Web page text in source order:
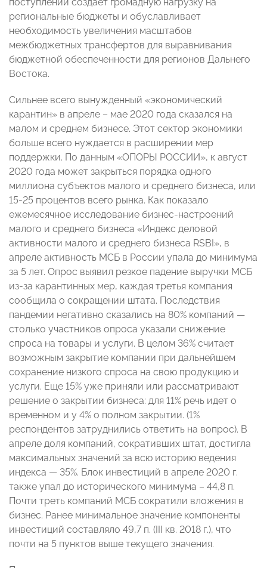
региональные бюджеты и обуславливает
необходимость увеличения масштабов
межбюджетных трансфертов для выравнивания
бюджетной обеспеченности для регионов Дальнего
Востока.
Сильнее всего вынужденный «экономический
карантин» в апреле – мае 2020 года сказался на
малом и среднем бизнесе. Этот сектор экономики
больше всего нуждается в расширении мер
поддержки. По данным «ОПОРЫ РОССИИ», к август
2020 года может закрыться порядка одного
миллиона субъектов малого и среднего бизнеса, или
15-25 процентов всего рынка. Как показало
ежемесячное исследование бизнес-настроений
малого и среднего бизнеса «Индекс деловой
активности малого и среднего бизнеса RSBI», в
апреле активность МСБ в России упала до минимума
за 5 лет. Опрос выявил резкое падение выручки МСБ
из-за карантинных мер, каждая третья компания
сообщила о сокращении штата. Последствия
пандемии негативно сказались на 80% компаний —
столько участников опроса указали снижение
спроса на товары и услуги. В целом 36% считает
возможным закрытие компании при дальнейшем
сохранение низкого спроса на свою продукцию и
услуги. Еще 15% уже приняли или рассматривают
решение о закрытии бизнеса: для 11% речь идет о
временном и у 4% о полном закрытии. (1%
респондентов затруднились ответить на вопрос). В
апреле доля компаний, сокративших штат, достигла
максимальных значений за всю историю ведения
индекса — 35%. Блок инвестиций в апреле 2020 г.
также упал до исторического минимума – 44,8 п.
Почти треть компаний МСБ сократили вложения в
бизнес. Ранее минимальное значение компоненты
инвестиций составляло 49,7 п. (III кв. 2018 г.), что
почти на 5 пунктов выше текущего значения.